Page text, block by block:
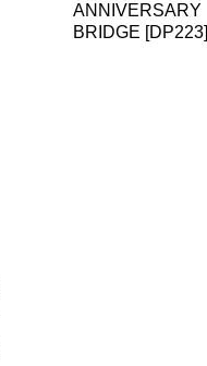
ANNIVERSARY
BRIDGE [DP223]